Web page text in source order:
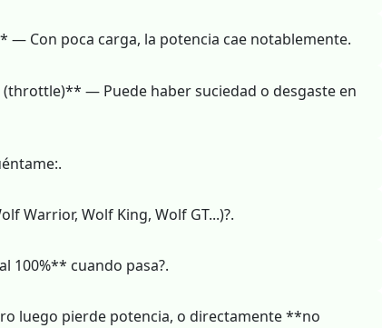
Con poca carga, la potencia cae notablemente.
— Puede haber suciedad o desgaste en
Warrior, Wolf King, Wolf GT...)?.
100%** cuando pasa?.
luego pierde potencia, o directamente **no